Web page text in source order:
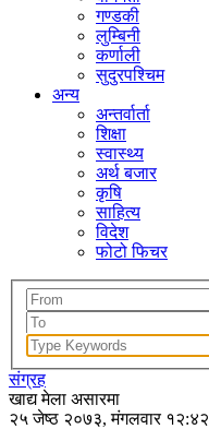
गण्डकी
लुम्बिनी
कर्णाली
सुदुरपश्चिम
अन्य
अन्तर्वार्ता
शिक्षा
स्वास्थ्य
अर्थ बजार
कृषि
साहित्य
विदेश
फोटो फिचर
संग्रह
खाद्य मेला असारमा
२५ जेष्ठ २०७३, मंगलवार १२:४२